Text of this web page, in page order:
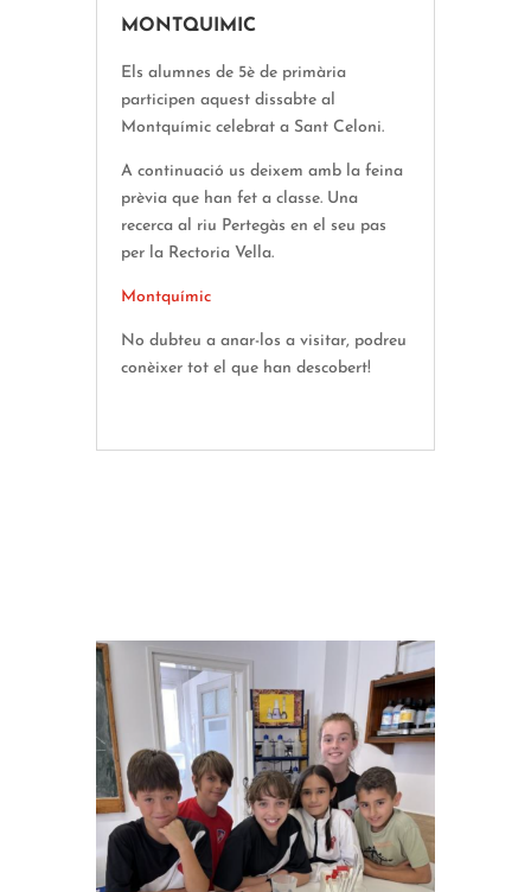
MONTQUIMIC
Els alumnes de 5è de primària
participen aquest dissabte al
Montquímic celebrat a Sant Celoni.
A continuació us deixem amb la feina
prèvia que han fet a classe. Una
recerca al riu Pertegàs en el seu pas
per la Rectoria Vella.
Montquímic
No dubteu a anar-los a visitar, podreu
conèixer tot el que han descobert!